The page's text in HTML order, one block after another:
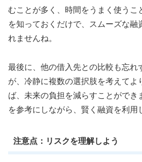
むことが多く、時間をうまく使うこ
を知っておくだけで、スムーズな融
れませんね。
最後に、他の借入先との比較も忘れ
が、冷静に複数の選択肢を考えてよ
ば、未来の負担を減らすことができ
を参考にしながら、賢く融資を利用
注意点：リスクを理解しよう